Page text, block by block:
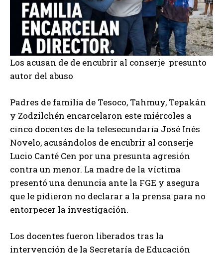
Los acusan de de encubrir al conserje presunto
autor del abuso
Padres de familia de Tesoco, Tahmuy, Tepakán
y Zodzilchén encarcelaron este miércoles a
cinco docentes de la telesecundaria José Inés
Novelo, acusándolos de encubrir al conserje
Lucio Canté Cen por una presunta agresión
contra un menor. La madre de la víctima
presentó una denuncia ante la FGE y asegura
que le pidieron no declarar a la prensa para no
entorpecer la investigación.
Los docentes fueron liberados tras la
intervención de la Secretaría de Educación